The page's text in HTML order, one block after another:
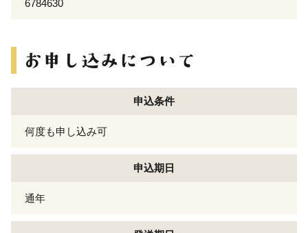
6784630
申込条件
何度も申し込み可
申込期日
通年